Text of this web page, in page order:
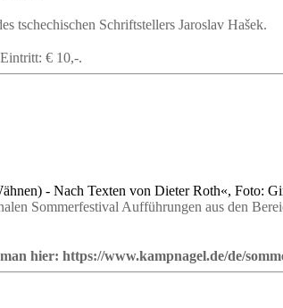
tschechischen Schriftstellers Jaroslav Hašek.
€ 10,-.
- Nach Texten von Dieter Roth«, Foto:
Sommerfestival Aufführungen aus den
hier: https://www.kampnagel.de/de/